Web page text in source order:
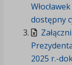
dostępny
2025 r.-